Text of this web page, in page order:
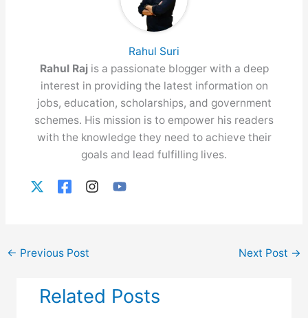
Rahul Suri
Rahul Raj is a passionate blogger with a deep
interest in providing the latest information on
jobs, education, scholarships, and government
schemes. His mission is to empower his readers
with the knowledge they need to achieve their
goals and lead fulfilling lives.
← Previous Post Next Post →
Related Posts